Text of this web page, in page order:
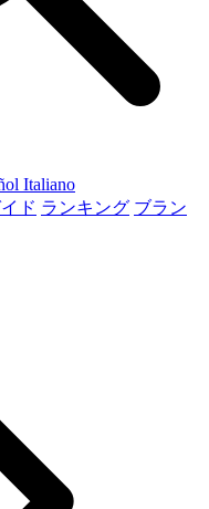
Italiano
ド ランキング ブラン